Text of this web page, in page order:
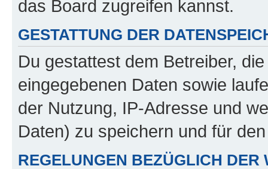
das Board zugreifen kannst.
GESTATTUNG DER
Du gestattest dem Betreiber,
eingegebenen Daten sowie
der Nutzung, IP-Adresse und
Daten) zu speichern und für
REGELUNGEN BEZÜGLICH DER